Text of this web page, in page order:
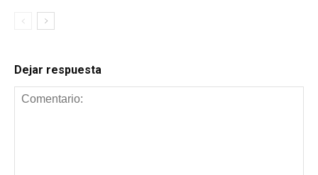
Dejar respuesta